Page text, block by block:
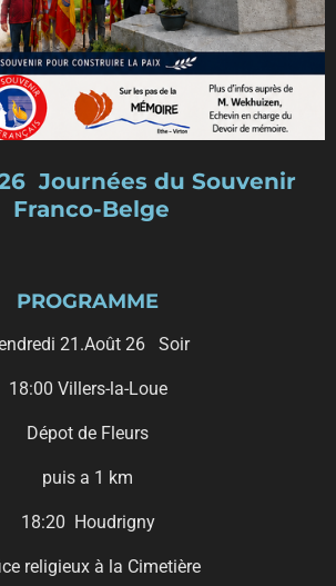
Journées du Souvenir
Franco-Belge
PROGRAMME
21.Août 26 Soir
18:00 Villers-la-Loue
Dépot de Fleurs
puis a 1 km
18:20 Houdrigny
religieux à la Cimetière